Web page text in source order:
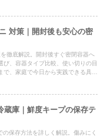
対策｜開封後も安心の密
徹底解説。開封後すぐ密閉容器へ
び、容器タイプ比較、使い切りの目
で、家庭で今日から実践できる具体
蔵庫｜鮮度キープの保存テ
保存方法を詳しく解説。傷みにく